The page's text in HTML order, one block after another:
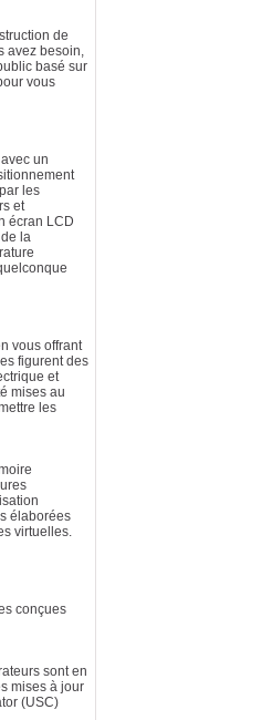
de
avez besoin,
basé sur
vous
un
les
et
écran LCD
la
vous offrant
figurent des
et
mises au
les
élaborées
virtuelles.
conçues
sont en
mises à jour
(USC)